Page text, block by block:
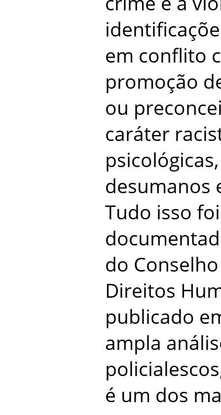
em conflito
promoção
ou
caráter
desumanos
Tudo isso
do
Direitos
publicado
ampla
é um dos